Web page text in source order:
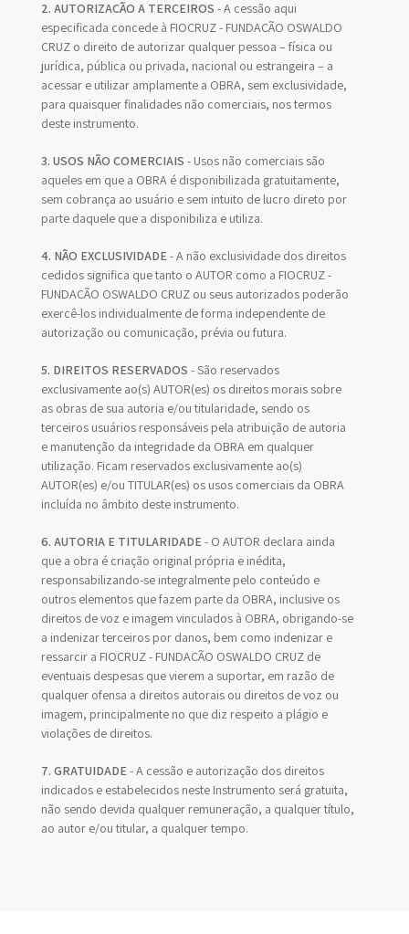
2. AUTORIZAÇÃO A TERCEIROS - A cessão aqui
especificada concede à FIOCRUZ - FUNDAÇÃO OSWALDO
CRUZ o direito de autorizar qualquer pessoa – física ou
jurídica, pública ou privada, nacional ou estrangeira – a
acessar e utilizar amplamente a OBRA, sem exclusividade,
para quaisquer finalidades não comerciais, nos termos
deste instrumento.
3. USOS NÃO COMERCIAIS - Usos não comerciais são
aqueles em que a OBRA é disponibilizada gratuitamente,
sem cobrança ao usuário e sem intuito de lucro direto por
parte daquele que a disponibiliza e utiliza.
4. NÃO EXCLUSIVIDADE- A não exclusividade dos direitos
cedidos significa que tanto o AUTOR como a FIOCRUZ -
FUNDAÇÃO OSWALDO CRUZ ou seus autorizados poderão
exercê-los individualmente de forma independente de
autorização ou comunicação, prévia ou futura.
5. DIREITOS RESERVADOS - São reservados
exclusivamente ao(s) AUTOR(es) os direitos morais sobre
as obras de sua autoria e/ou titularidade, sendo os
terceiros usuários responsáveis pela atribuição de autoria
e manutenção da integridade da OBRA em qualquer
utilização. Ficam reservados exclusivamente ao(s)
AUTOR(es) e/ou TITULAR(es) os usos comerciais da OBRA
incluída no âmbito deste instrumento.
6. AUTORIA E TITULARIDADE- O AUTOR declara ainda
que a obra é criação original própria e inédita,
responsabilizando-se integralmente pelo conteúdo e
outros elementos que fazem parte da OBRA, inclusive os
direitos de voz e imagem vinculados à OBRA, obrigando-se
a indenizar terceiros por danos, bem como indenizar e
ressarcir a FIOCRUZ - FUNDAÇÃO OSWALDO CRUZ de
eventuais despesas que vierem a suportar, em razão de
qualquer ofensa a direitos autorais ou direitos de voz ou
imagem, principalmente no que diz respeito a plágio e
violações de direitos.
7. GRATUIDADE- A cessão e autorização dos direitos
indicados e estabelecidos neste Instrumento será gratuita,
não sendo devida qualquer remuneração, a qualquer título,
ao autor e/ou titular, a qualquer tempo.